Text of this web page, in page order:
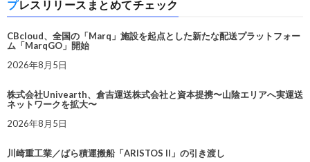
プレスリリースまとめてチェック
CBcloud、全国の「Marq」施設を起点とした新たな配送プラットフォー
ム「MarqGO」開始
2026年8月5日
株式会社Univearth、倉吉運送株式会社と資本提携〜山陰エリアへ実運送
ネットワークを拡大〜
2026年8月5日
川崎重工業／ばら積運搬船「ARISTOS II」の引き渡し